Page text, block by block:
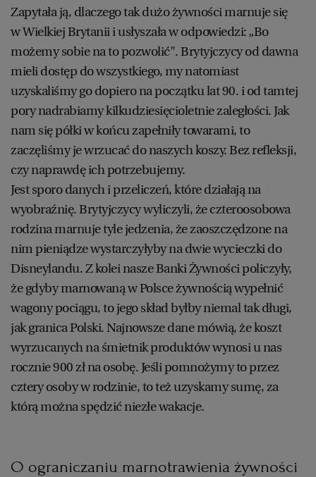
Zapytała ją, dlaczego tak dużo żywności marnuje się
w Wielkiej Brytanii i usłyszała w odpowiedzi: „Bo
możemy sobie na to pozwolić". Brytyjczycy od dawna
mieli dostęp do wszystkiego, my natomiast
uzyskaliśmy go dopiero na początku lat 90. i od tamtej
pory nadrabiamy kilkudziesięcioletnie zaległości. Jak
nam się półki w końcu zapełniły towarami, to
zaczęliśmy je wrzucać do naszych koszy. Bez refleksji,
czy naprawdę ich potrzebujemy.
Jest sporo danych i przeliczeń, które działają na
wyobraźnię. Brytyjczycy wyliczyli, że czteroosobowa
rodzina marnuje tyle jedzenia, że zaoszczędzone na
nim pieniądze wystarczyłyby na dwie wycieczki do
Disneylandu. Z kolei nasze Banki Żywności policzyły,
że gdyby marnowaną w Polsce żywnością wypełnić
wagony pociągu, to jego skład byłby niemal tak długi,
jak granica Polski. Najnowsze dane mówią, że koszt
wyrzucanych na śmietnik produktów wynosi u nas
rocznie 900 zł na osobę. Jeśli pomnożymy to przez
cztery osoby w rodzinie, to też uzyskamy sumę, za
którą można spędzić niezłe wakacje.
O ograniczaniu marnotrawienia żywności